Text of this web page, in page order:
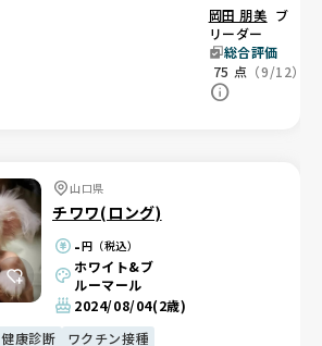
ンプ血統🏆
岡田 朋美 ブ
リーダー
総合評価
75 点 （9/12）
山口県
チワワ(ロング)
-円（税込）
ホワイト&ブ
ルーマール
2024/08/04(2歳)
健康診断 ワクチン接種